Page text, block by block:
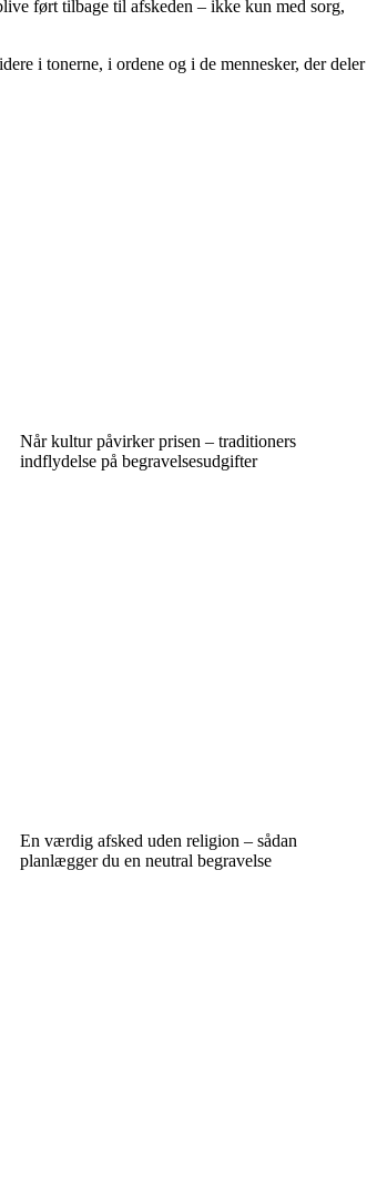
ført tilbage til afskeden – ikke kun med sorg,
i tonerne, i ordene og i de mennesker, der deler
Når kultur påvirker prisen – traditioners
indflydelse på begravelsesudgifter
En værdig afsked uden religion – sådan
planlægger du en neutral begravelse